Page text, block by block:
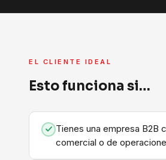
EL CLIENTE IDEAL
Esto funciona si…
Tienes una empresa B2B
comercial o de